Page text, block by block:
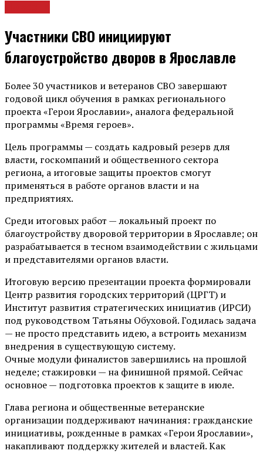
Участники СВО инициируют
благоустройство дворов в Ярославле
Более 30 участников и ветеранов СВО завершают
годовой цикл обучения в рамках регионального
проекта «Герои Ярославии», аналога федеральной
программы «Время героев».
Цель программы — создать кадровый резерв для
власти, госкомпаний и общественного сектора
региона, а итоговые защиты проектов смогут
применяться в работе органов власти и на
предприятиях.
Среди итоговых работ — локальный проект по
благоустройству дворовой территории в Ярославле; он
разрабатывается в тесном взаимодействии с жильцами
и представителями органов власти.
Итоговую версию презентации проекта формировали
Центр развития городских территорий (ЦРГТ) и
Институт развития стратегических инициатив (ИРСИ)
под руководством Татьяны Обуховой. Годилась задача
— не просто представить идею, а встроить механизм
внедрения в существующую систему.
Очные модули финалистов завершились на прошлой
неделе; стажировки — на финишной прямой. Сейчас
основное — подготовка проектов к защите в июле.
Глава региона и общественные ветеранские
организации поддерживают начинания: гражданские
инициативы, рожденные в рамках «Герои Ярославии»,
накапливают поддержку жителей и властей. Как